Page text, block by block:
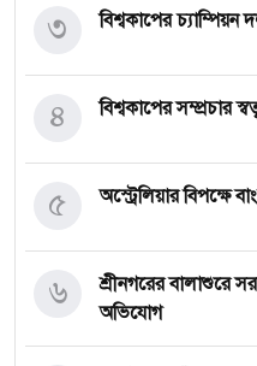
বিশ্বকাপের
৩
বিশ্বকাপের সম্প্রচার
৪
অস্ট্রেলিয়ার বিপক্ষে
৫
শ্রীনগরের বালাশুরে
অভিযোগ
৬